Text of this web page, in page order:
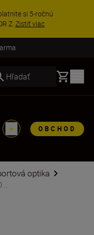
si 5-ročnú
Z. Zistiť viac
Hľadať Basket
OBCHOD
optika